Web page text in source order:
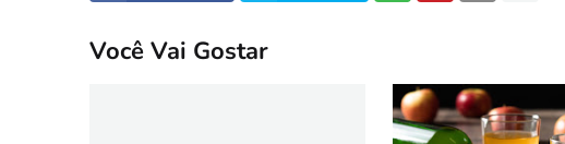
Você Vai Gostar